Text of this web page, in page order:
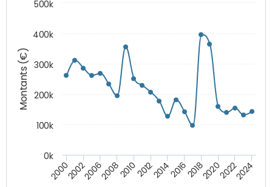
Montants (€)
200020022006200820102012201420162018202020222024
0k
100k
200k
300k
400k
500k